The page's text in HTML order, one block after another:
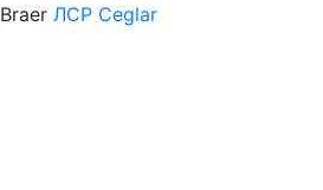
Braer ЛСР Ceglar